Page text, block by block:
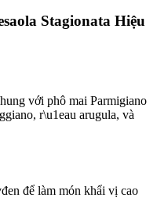
Stagionata Hiệu
với phô mai Parmigiano
r\u1eau arugula, và
để làm món khẩi vị cao